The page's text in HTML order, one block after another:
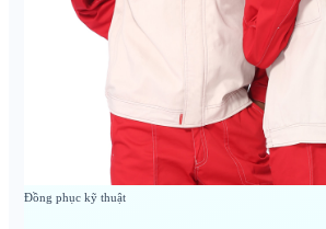
Đồng phục kỹ thuật